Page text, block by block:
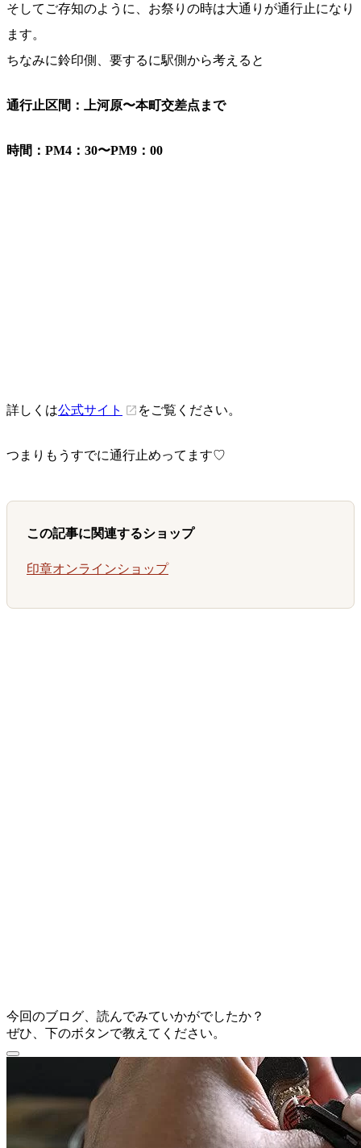
そしてご存知のように、お祭りの時は大通りが通行止になり
ます。
ちなみに鈴印側、要するに駅側から考えると
通行止区間：上河原〜本町交差点まで
時間：PM4：30〜PM9：00
詳しくは公式サイト をご覧ください。
つまりもうすでに通行止めってます♡
この記事に関連するショップ
印章オンラインショップ
今回のブログ、読んでみていかがでしたか？
ぜひ、下のボタンで教えてください。